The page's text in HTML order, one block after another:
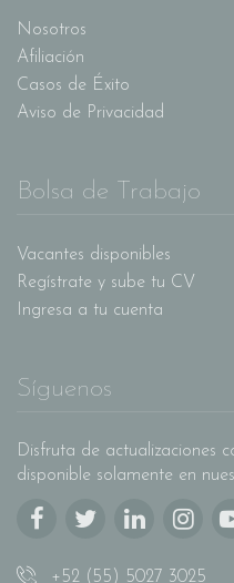
Nosotros
Afiliación
Casos de Éxito
Aviso de Privacidad
Bolsa de Trabajo
Vacantes disponibles
Regístrate y sube tu CV
Ingresa a tu cuenta
Síguenos
Disfruta de actualizaciones
disponible solamente en
+52 (55) 5027 3025